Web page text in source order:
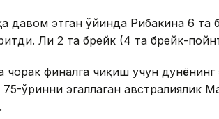
давом этган ўйинда Рибакина 6 та
Ли 2 та брейк (4 та брейк-
чорак финалга чиқиш учун
ўринни эгаллаган австралиялик